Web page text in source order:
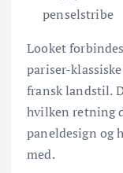
penselstribe
Looket
pariser-
fransk landstil.
hvilken retning
paneldesign og
med.